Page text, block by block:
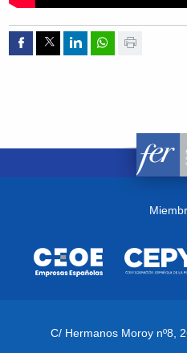
Compartir por Facebook
Compartir por Twitter
Compartir por
Compartir
Imprimir
C/ Hermanos Moroy nº8,